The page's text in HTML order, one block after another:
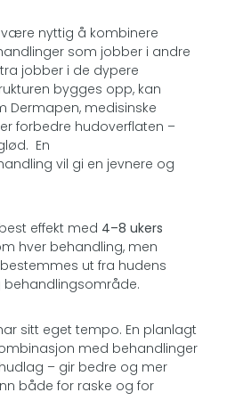
nyttig å kombinere
som jobber i andre
jobber i de dypere
bygges opp, kan
Dermapen, medisinske
forbedre hudoverflaten –
En
vil gi en jevnere og
effekt med 4–8 ukers
hver behandling, men
ut fra hudens
behandlingsområde.
sitt eget tempo. En planlagt
med behandlinger
– gir bedre og mer
både for raske og for